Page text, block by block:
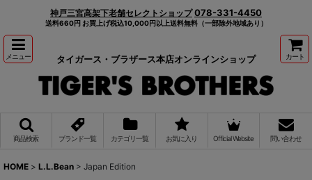
神戸三宮高架下老舗セレクトショップ 078-331-4450
送料660円 お買上げ税込10,000円以上送料無料（一部除外地域あり）
メニュー タイガース・ブラザース本店オンラインショップ カート
商品検索 ブランド一覧 カテゴリ一覧 お気に入り Official Website 問い合わせ
HOME > L.L.Bean > Japan Edition